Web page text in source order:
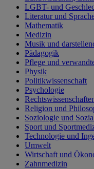
LGBT- und
Literatur und
Mathematik
Medizin
Musik und
Pädagogik
Pflege und
Physik
Politikwissenschaft
Psychologie
Religion und
Soziologie und
Sport und
Technologie und
Umwelt
Wirtschaft und
Zahnmedizin